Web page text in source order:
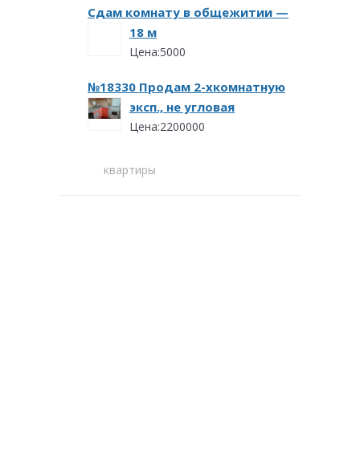
Сдам комнату в общежитии —
18 м
Цена:5000
№18330 Продам 2-хкомнатную
эксп., не угловая
Цена:2200000
квартиры